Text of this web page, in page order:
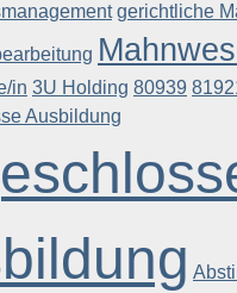
gerichtliche
in 3U Holding 80939
Ausbildung